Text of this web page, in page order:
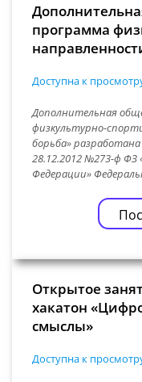
программа
Доступна к
Дополнительная
физкультурно-
борьба»
28.12.2012 №273-ф ФЗ
Федерации»
Открытое
хакатон
смыслы»
Доступна к